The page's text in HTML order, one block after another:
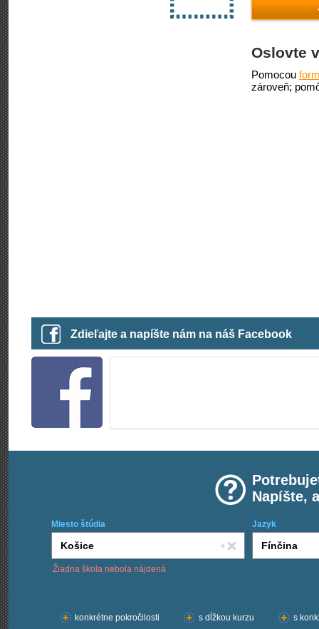
Oslovte
Pomocou
zároveň;
Zdieľajte a napíšte nám na náš Facebook
Napíšte,
Miesto štúdia Jazyk
Žiadna škola nebola nájdená
konkrétne pokročilosti
s dĺžkou kurzu s